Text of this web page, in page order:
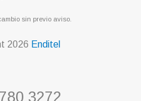
sin previo aviso.
2026 Enditel
3272